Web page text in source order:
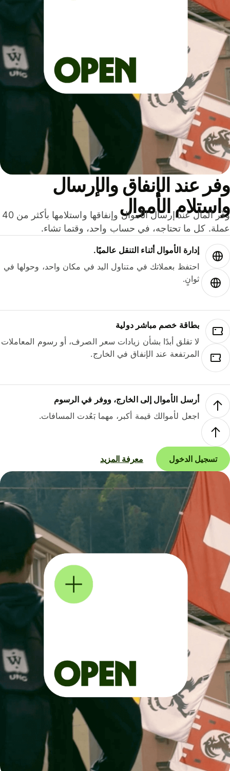
عند الإنفاق والإرسال
الأموال
وفّر المال عند إرسال الأموال وإنفاقها واستلامها بأكثر من 40
كل ما تحتاجه، في حساب واحد، وقتما تشاء.
إدارة الأموال أثناء التنقل عالميًا.
احتفظ بعملاتك في متناول اليد في مكان واحد، وحولها في
ثوانٍ.
بطاقة خصم مباشر دولية
لا تقلق أبدًا بشأن زيادات سعر الصرف، أو رسوم المعاملات
المرتفعة عند الإنفاق في الخارج.
أرسل الأموال إلى الخارج، ووفر في الرسوم
اجعل لأموالك قيمة أكبر، مهما بَعُدت المسافات.
تسجيل الدخول معرفة المزيد